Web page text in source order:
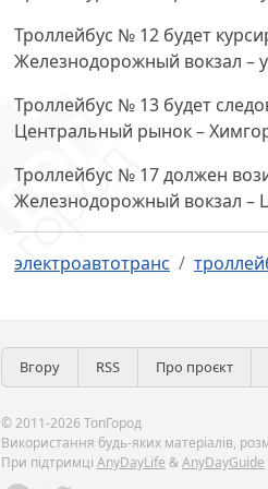
Троллейбус № 12 будет
Железнодорожный вокзал –
Троллейбус № 13 будет
Центральный рынок –
Троллейбус № 17должен
Железнодорожный вокзал –
электроавтотранс
Вгору RSS Про проєкт
© 2011-2026 ТопГород
Використання будь-яких матеріалів,
При підтримці AnyDayLife &AnyDayGuide